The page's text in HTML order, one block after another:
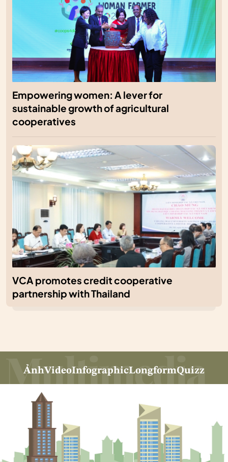
Empowering women: A lever for
sustainable growth of agricultural
cooperatives
VCA promotes credit cooperative
partnership with Thailand
ẢnhVideoInfographicLongformQuizz